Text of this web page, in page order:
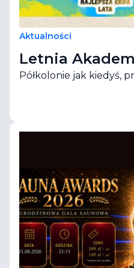
Aktualności
Letnia
Półkolonie jak kiedyś,